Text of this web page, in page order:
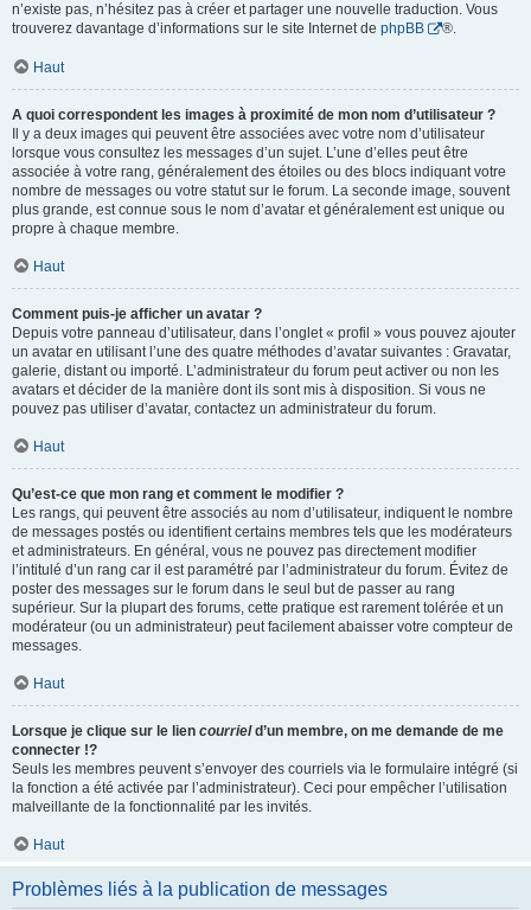
n’existe pas, n’hésitez pas à créer et partager une nouvelle traduction. Vous
trouverez davantage d’informations sur le site Internet de phpBB ®.
Haut
A quoi correspondent les images à proximité de mon nom d’utilisateur ?
Il y a deux images qui peuvent être associées avec votre nom d’utilisateur
lorsque vous consultez les messages d’un sujet. L’une d’elles peut être
associée à votre rang, généralement des étoiles ou des blocs indiquant votre
nombre de messages ou votre statut sur le forum. La seconde image, souvent
plus grande, est connue sous le nom d’avatar et généralement est unique ou
propre à chaque membre.
Haut
Comment puis-je afficher un avatar ?
Depuis votre panneau d’utilisateur, dans l’onglet « profil » vous pouvez ajouter
un avatar en utilisant l’une des quatre méthodes d’avatar suivantes : Gravatar,
galerie, distant ou importé. L’administrateur du forum peut activer ou non les
avatars et décider de la manière dont ils sont mis à disposition. Si vous ne
pouvez pas utiliser d’avatar, contactez un administrateur du forum.
Haut
Qu’est-ce que mon rang et comment le modifier ?
Les rangs, qui peuvent être associés au nom d’utilisateur, indiquent le nombre
de messages postés ou identifient certains membres tels que les modérateurs
et administrateurs. En général, vous ne pouvez pas directement modifier
l’intitulé d’un rang car il est paramétré par l’administrateur du forum. Évitez de
poster des messages sur le forum dans le seul but de passer au rang
supérieur. Sur la plupart des forums, cette pratique est rarement tolérée et un
modérateur (ou un administrateur) peut facilement abaisser votre compteur de
messages.
Haut
Lorsque je clique sur le lien courrield’un membre, on me demande de me
connecter !?
Seuls les membres peuvent s’envoyer des courriels via le formulaire intégré (si
la fonction a été activée par l’administrateur). Ceci pour empêcher l’utilisation
malveillante de la fonctionnalité par les invités.
Haut
Problèmes liés à la publication de messages